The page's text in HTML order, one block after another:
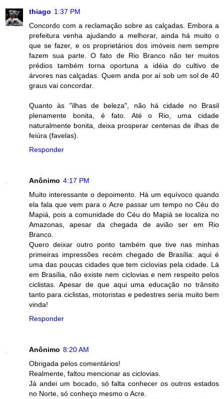
thiago 1:37 PM
Concordo com a reclamação sobre as calçadas. Embora a
prefeitura venha ajudando a melhorar, ainda há muito o
que se fazer, e os proprietários dos imóveis nem sempre
fazem sua parte. O fato de Rio Branco não ter muitos
prédios também torna oportuna a idéia do cultivo de
árvores nas calçadas. Quem anda por aí sob um sol de 40
graus vai concordar.
Quanto às "ilhas de beleza", não há cidade no Brasil
plenamente bonita, é fato. Até o Rio, uma cidade
naturalmente bonita, deixa prosperar centenas de ilhas de
feiúra (favelas).
Responder
Anônimo 4:17 PM
Muito interessante o depoimento. Há um equívoco quando
ela fala que vem para o Acre passar um tempo no Céu do
Mapiá, pois a comunidade do Céu do Mapiá se localiza no
Amazonas, apesar da chegada de avião ser em Rio
Branco.
Quero deixar outro ponto também que tive nas minhas
primeiras impressões recém chegado de Brasília: aqui é
uma das poucas cidades que tem ciclovias pela cidade. Lá
em Brasília, não existe nem ciclovias e nem respeito pelos
ciclistas. Apesar de que aqui uma educação no trânsito
tanto para ciclistas, motoristas e pedestres seria muito bem
vinda!
Responder
Anônimo 8:20 AM
Obrigada pelos comentários!
Realmente, faltou mencionar as ciclovias.
Já andei um bocado, só falta conhecer os outros estados
no Norte, só conheço mesmo o Acre.